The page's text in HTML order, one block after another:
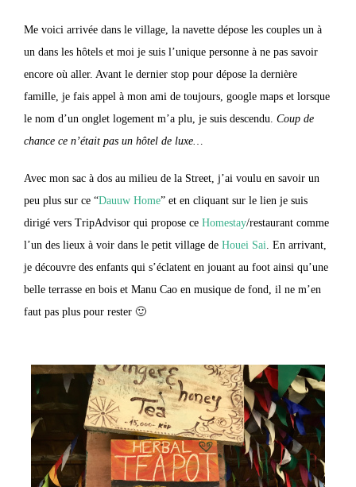
Me voici arrivée dans le village, la navette dépose les couples un à
un dans les hôtels et moi je suis l’unique personne à ne pas savoir
encore où aller. Avant le dernier stop pour dépose la dernière
famille, je fais appel à mon ami de toujours, google maps et lorsque
le nom d’un onglet logement m’a plu, je suis descendu. Coup de
chance ce n’était pas un hôtel de luxe…
Avec mon sac à dos au milieu de la Street, j’ai voulu en savoir un
peu plus sur ce “Dauuw Home” et en cliquant sur le lien je suis
dirigé vers TripAdvisor qui propose ce Homestay/restaurant comme
l’un des lieux à voir dans le petit village de Houei Sai . En arrivant,
je découvre des enfants qui s’éclatent en jouant au foot ainsi qu’une
belle terrasse en bois et Manu Cao en musique de fond, il ne m’en
faut pas plus pour rester 🙂